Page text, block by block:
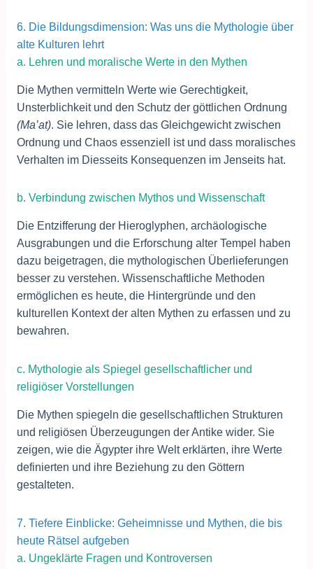
6. Die Bildungsdimension: Was uns die Mythologie über
alte Kulturen lehrt
a. Lehren und moralische Werte in den Mythen
Die Mythen vermitteln Werte wie Gerechtigkeit,
Unsterblichkeit und den Schutz der göttlichen Ordnung
(Ma’at). Sie lehren, dass das Gleichgewicht zwischen
Ordnung und Chaos essenziell ist und dass moralisches
Verhalten im Diesseits Konsequenzen im Jenseits hat.
b. Verbindung zwischen Mythos und Wissenschaft
Die Entzifferung der Hieroglyphen, archäologische
Ausgrabungen und die Erforschung alter Tempel haben
dazu beigetragen, die mythologischen Überlieferungen
besser zu verstehen. Wissenschaftliche Methoden
ermöglichen es heute, die Hintergründe und den
kulturellen Kontext der alten Mythen zu erfassen und zu
bewahren.
c. Mythologie als Spiegel gesellschaftlicher und
religiöser Vorstellungen
Die Mythen spiegeln die gesellschaftlichen Strukturen
und religiösen Überzeugungen der Antike wider. Sie
zeigen, wie die Ägypter ihre Welt erklärten, ihre Werte
definierten und ihre Beziehung zu den Göttern
gestalteten.
7. Tiefere Einblicke: Geheimnisse und Mythen, die bis
heute Rätsel aufgeben
a. Ungeklärte Fragen und Kontroversen